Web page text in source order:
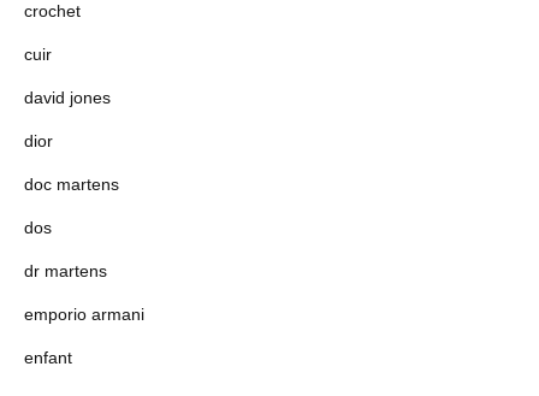
crochet
cuir
david jones
dior
doc martens
dos
dr martens
emporio armani
enfant